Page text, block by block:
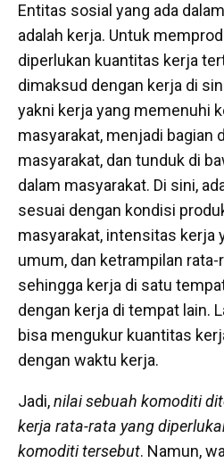
Entitas sosial yang ada
adalah kerja. Untuk
diperlukan kuantitas kerja
dimaksud dengan kerja di
yakni kerja yang memenuhi
masyarakat, menjadi bagian
masyarakat, dan tunduk di
dalam masyarakat. Di sini,
sesuai dengan kondisi
masyarakat, intensitas kerja
umum, dan ketrampilan
sehingga kerja di satu
dengan kerja di tempat lain.
bisa mengukur kuantitas
dengan waktu kerja.
Jadi,nilai sebuah komoditi
kerja rata-rata yang
komoditi tersebut. Namun,